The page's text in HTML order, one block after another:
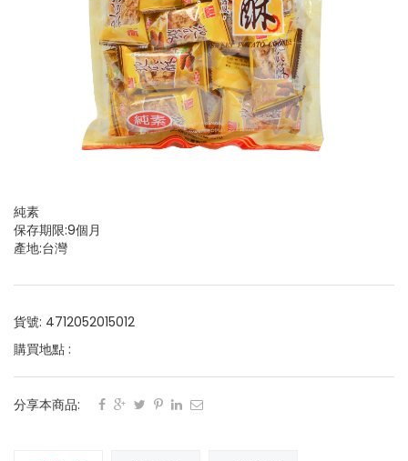
純素
保存期限:9個月
產地:台灣
貨號: 4712052015012
購買地點 :
分享本商品: